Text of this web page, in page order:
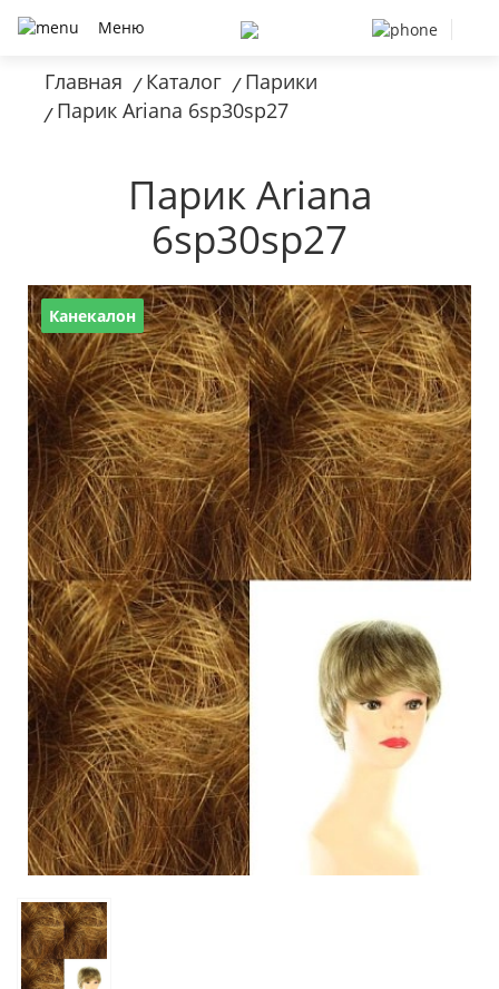
Меню
Главная / Каталог / Парики
/ Парик Ariana 6sp30sp27
Парик Ariana
6sp30sp27
Канекалон